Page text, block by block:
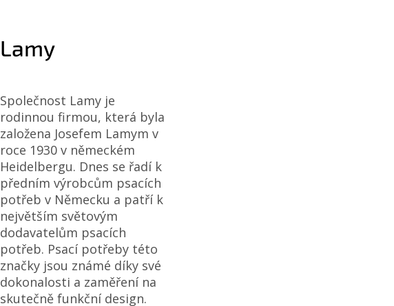
Lamy
Společnost Lamy je
rodinnou firmou, která byla
založena Josefem Lamym v
roce 1930 v německém
Heidelbergu. Dnes se řadí k
předním výrobcům psacích
potřeb v Německu a patří k
největším světovým
dodavatelům psacích
potřeb. Psací potřeby této
značky jsou známé díky své
dokonalosti a zaměření na
skutečně funkční design.